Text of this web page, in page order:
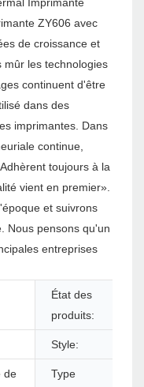
ZY606 avec
de croissance et
les technologies
continuent d'être
dans des
imprimantes. Dans
continue,
toujours à la
vient en premier».
et suivrons
Nous pensons qu'un
entreprises
État des
produits:
Style:
de
Type